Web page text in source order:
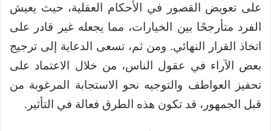
على تعويض القصور في الأحكام العقلية، حيث يعيش
الفرد متأرجحًا بين الخيارات، مما يجعله غير قادر على
اتخاذ القرار النهائي. ومن ثم، تسعى الدعاية إلى ترجيج
بعض الآراء في عقول الناس، من خلال الاعتماد على
تحفيز العواطف والتوجيه نحو الاستجابة المرغوبة من
قبل الجمهور، قد تكون هذه الطرق فعالة في التأثير.